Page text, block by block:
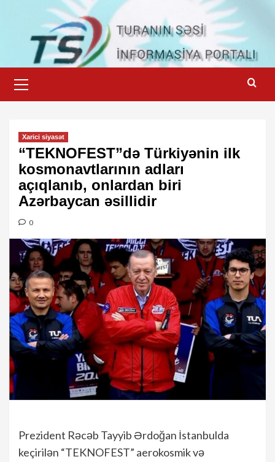
content
Menu
Xarici siyasət
“TEKNOFEST”də Türkiyənin ilk
kosmonavtlarının adları
açıqlanıb, onlardan biri
Azərbaycan əsillidir
0
Prezident Rəcəb Tayyib Ərdoğan İstanbulda
keçirilən “TEKNOFEST” aerokosmik və